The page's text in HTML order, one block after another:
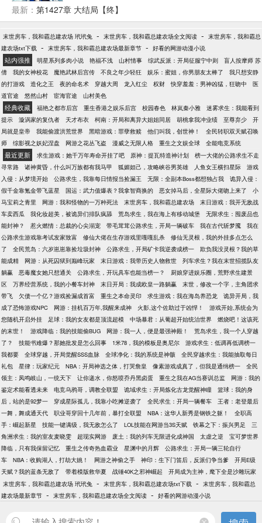
派：我的SS级天赋，拥有愚弄一切的力量！反派：我
的SSS级天赋，可以暂停时间甚至修改历史！林洛鼓
他太变态了！一人成军这还怎么打？只能......林洛踏出
次元虫洞的下一刻，一枚核弹正从空中朝他遥遥落
下。他不由得变色道：玩不起是吧？核弹就想杀我？
给我狠狠！！
最新： 第1427章 大结局【终】
末世房车，我和霸总建农场 玳玳兔 - 末世房车，我和霸总建农场全文阅读 - 末世房车，我和霸总
建农场txt下载 - 末世房车，我和霸总建农场最新章节 - 好看的网游动漫小说
站内强推 明星系列多肉小说 艳福不浅 山村情事 综武反派：开局征服宁中则
盲人按摩师 苏
倩
我的女神校花 魔艳武林后宫传 不良之年少轻狂 娱乐：蜜姐，你男朋友太棒了
我只想安静
的打游戏
造化之王 夜的命名术 穿越大周 龙入红尘 权财 快穿羞羞：男神凶猛，狂吻中
医
道官途
悠然山村 宦海官途 山村美色
经典收藏 福艳之都市后宫 重生香港之娱乐后宫 校园春色 林岚秦小雅
迷雾求生：我能看到
提示
漩涡家的复仇者 天才布衣 柯南：开局和离异大姐姐同居 胡桃拿我冲业绩 至尊弃少
开
局就是皇帝
我能偷渡洪荒世界 黑暗游戏：罪孽救赎 他们叫我，创世神！
全民转职双天赋召唤
师
综影视之妖妃涅盘 网游之花丛飞盗 漫威之无限人格 重生之文娱全球 全能电竞系统
最近更新 求生游戏：她千万年寿命开挂了吧 原神：提瓦特造神计划
榜一大佬的公路求生不走
寻常路
诸神黄昏，什么叫万族都有我马甲 狐媚妲己，攻略峡谷男英雄 人鱼女王横扫星际
游戏
入侵：从梦境开始
公路求生，我靠每日情报当捡漏王 无限：全副本Boss都想独占我
诡异入侵：
假千金靠氪金带飞蓝星
国运：武力值爆表？我拿智商换的 恶女掉马后，全星际大佬吻上来了
小
马宝莉之青里
网游：我和怪物的一万种死法 末世房车，我和霸总建农场
末日游戏：我开无敌战
车卖西瓜
我化妆超美，被诡异们排队疯舔 荒岛求生，我在海上有移动城堡
无限求生：囤废品也
能封神？
惹火燃情：总裁的心尖溺宠 带毛茸茸公路求生，开局一辆破车 我在古代斩梦魇
我在
公路求生游戏靠考试发家致富
修仙大佬在生存游戏里嘎嘎乱杀
修仙无灵根，我的外挂多点怎么
了
全民荒岛：六岁崽崽靠捡垃圾封神 公路求生，开局矿卡我逆袭成榜一
欺负我没灵根？我的草
能成精
网游：从死囚狱到巅峰玩家 末日游戏：我带历史人物救世
列车求生？我在末世招揽队友
躺赢
恶毒魔女她只想通关 公路求生，开玩具车也能当榜一？
厨娘穿进娱乐圈，荒野求生建景
区
万界经营系统，我的小餐车封神 末日开局：我成欧皇一路躺赢
末世，修改一个字，主角团求
带飞
欠债一个亿？游戏捡漏成首富 重生之本命灵印 求生游戏：我在海岛养恐龙
诡异开局，我
成了恐怖游戏NPC
网游：挂机百万年,我醒来成神 火影,这个佐助过于凶悍！
游戏开始,系统会为
您随机开启外挂
足球：我的女友都是顶流超模 中场暴君：从葡超开始统治世界
燃烧吧！这该死
的末世！
游戏降临：我的技能偷BUG 网游：我一人，便是最强神殿！
荒岛求生，我一个人穿越
了？
技能书难爆？那她批发是怎么回事 1米78，我的模板是奥尼尔
游戏求生：低调再低调榜一
我都要
全球穿越，开局觉醒SSS血脉 全球净化：我的系统是神骸
全民穿越求生：我能抽取每日
礼包
星律：玩家纪元 NBA：开局神选之体，打哭詹皇 像素游戏成真了，但我是通缉榜一
全民
领主：凤鸣岐山，一统天下
让你递水，你怒喷乔丹黑卤蛋 重生之我在AG当赛训总监
网游：我的
鉴定术能看透未来
电竞乌鸦哥，调教全联盟 诡域求生：开局炼化古龙觉醒神瞳
篮球：我的身
后，站的是92梦一
穿成星际孤儿，我靠小吃摊逆袭了 全民求生：开局一辆餐车
王者：老登最后
一舞，舞成通天代
职业哥穿回十几年前，暴打全联盟 NBA：这华人新秀是钢铁之躯！
全职高
手：崛起新星
技能一键满级，我无敌怎么了 LOL技能在网游当3S天赋 铁幕之下：振兴男足
三
角洲求生：我的室友麦晓雯
超现实网游 废土：我的列车无限进化成神国 太虚之逆
宝可梦世界
降临，只有我保留记忆
重生之传奇热血霸业 星渊中的月辉
公路求生：开局一辆三轮自行
车
NBA：收购湖人，打劫大姚！ 网游之神偷之手 神印：生下门笛后，反派们争当爹
开局E级
天赋？我的蓝条无敌了
带着模版救华夏 战锤40K之邪神崛起
开局成为主神，麾下全是沙雕玩家
末世房车，我和霸总建农场 玳玳兔 - 末世房车，我和霸总建农场txt下载 - 末世房车，我和霸总
建农场最新章节 - 末世房车，我和霸总建农场全文阅读 - 好看的网游动漫小说